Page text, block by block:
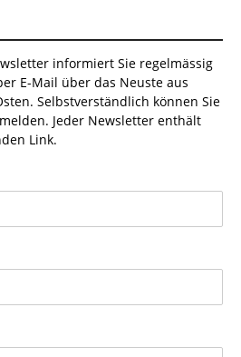
informiert Sie regelmässig
E-Mail über das Neuste aus
Selbstverständlich können Sie
Jeder Newsletter enthält
Link.